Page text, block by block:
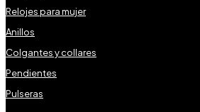
Relojes para mujer
Anillos
Colgantes y collares
Pendientes
Pulseras